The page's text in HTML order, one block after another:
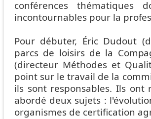
conférences
incontournables pour la
Pour débuter, Éric Dudout
parcs de loisirs de la
(directeur Méthodes et
point sur le travail de la
ils sont responsables. Ils
abordé deux sujets :
organismes de certification